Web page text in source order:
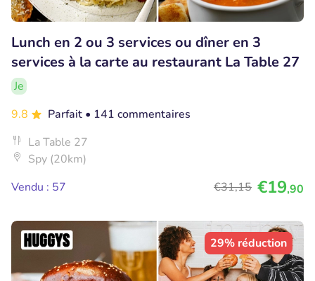
Lunch en 2 ou 3 services ou dîner en 3
services à la carte au restaurant La Table 27
Je
9.8
Parfait • 141 commentaires
La Table 27
Spy (20km)
Vendu : 57
€31,15 €19,90
29% réduction